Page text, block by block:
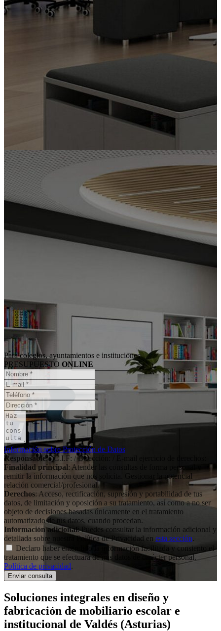
Para colegios, ayuntamientos e instituciones
PRESUPUESTO ONLINE
Información sobre Protección de Datos
Responsable: / C.I.F: / Dirección: / E-mail ejercicio de derechos:
Finalidad principal: Atender las consultas de forma personal y
remitir la información que nos solicita. Gestionar la potencial
relación comercial/profesional.
Derechos: Acceso, rectificación, supresión y portabilidad de tus
datos, de limitación y oposición a su tratamiento, así como a no ser
objeto de decisiones basadas únicamente en el tratamiento
automatizado de tus datos, cuando procedan.
Información adicional: Puedes consultar la información adicional y
detallada sobre nuestra Política de Privacidad en esta sección.
Declaro haber entendido la información facilitada y consiento el
tratamiento que se efectuará de mis datos de carácter personal.
Política de privacidad.
Soluciones integrales en diseño y
fabricación de mobiliario escolar e
institucional de Valdés (Asturias)